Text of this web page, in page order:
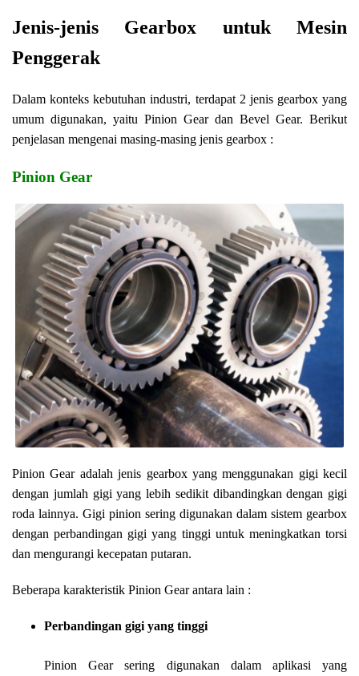
Jenis-jenis Gearbox untuk Mesin
Penggerak
Dalam konteks kebutuhan industri, terdapat 2 jenis gearbox yang
umum digunakan, yaitu Pinion Gear dan Bevel Gear. Berikut
penjelasan mengenai masing-masing jenis gearbox :
Pinion Gear
Pinion Gear adalah jenis gearbox yang menggunakan gigi kecil
dengan jumlah gigi yang lebih sedikit dibandingkan dengan gigi
roda lainnya. Gigi pinion sering digunakan dalam sistem gearbox
dengan perbandingan gigi yang tinggi untuk meningkatkan torsi
dan mengurangi kecepatan putaran.
Beberapa karakteristik Pinion Gear antara lain :
Perbandingan gigi yang tinggi
Pinion Gear sering digunakan dalam aplikasi yang